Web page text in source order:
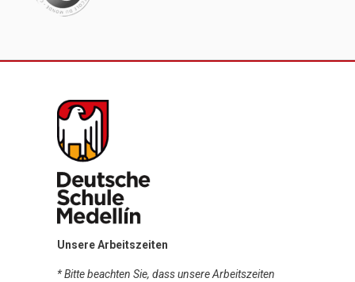
Unsere Arbeitszeiten
* Bitte beachten Sie, dass unsere Arbeitszeiten